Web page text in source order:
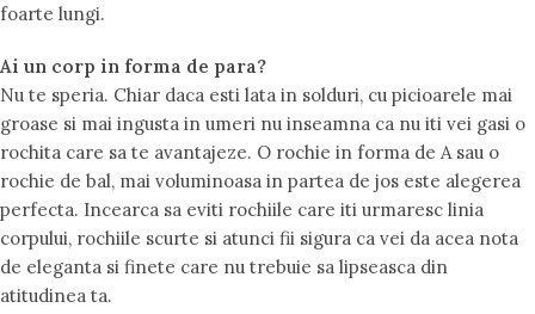
foarte lungi.
Ai un corp in forma de para?
Nu te speria. Chiar daca esti lata in solduri, cu picioarele mai
groase si mai ingusta in umeri nu inseamna ca nu iti vei gasi o
rochita care sa te avantajeze. O rochie in forma de A sau o
rochie de bal, mai voluminoasa in partea de jos este alegerea
perfecta. Incearca sa eviti rochiile care iti urmaresc linia
corpului, rochiile scurte si atunci fii sigura ca vei da acea nota
de eleganta si finete care nu trebuie sa lipseasca din
atitudinea ta.